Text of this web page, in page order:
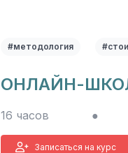
#методология
ОНЛАЙН-
16 часов ●
Записаться на курс